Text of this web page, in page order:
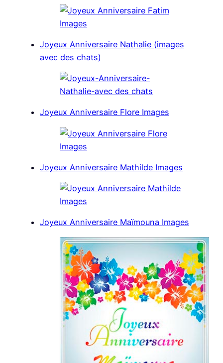
Joyeux Anniversaire Nathalie (images
avec des chats)
Joyeux Anniversaire Flore Images
Joyeux Anniversaire Mathilde Images
Joyeux Anniversaire Maïmouna Images